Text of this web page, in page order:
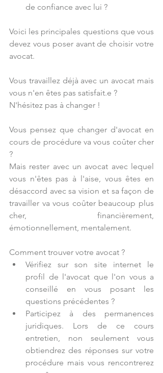
de confiance avec lui ?
Voici les principales questions que vous
devez vous poser avant de choisir votre
avocat.
Vous travaillez déjà avec un avocat mais
vous n'en êtes pas satisfait.e ?
N'hésitez pas à changer !
Vous pensez que changer d'avocat en
cours de procédure va vous coûter cher
?
Mais rester avec un avocat avec lequel
vous n'êtes pas à l'aise, vous êtes en
désaccord avec sa vision et sa façon de
travailler va vous coûter beaucoup plus
cher, financièrement,
émotionnellement, mentalement.
Comment trouver votre avocat ?
Vérifiez sur son site internet le
profil de l'avocat que l'on vous a
conseillé en vous posant les
questions précédentes ?
Participez à des permanences
juridiques. Lors de ce cours
entretien, non seulement vous
obtiendrez des réponses sur votre
procédure mais vous rencontrerez